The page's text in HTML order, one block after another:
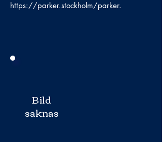
https://parker.stockholm/parker.
Bild
saknas